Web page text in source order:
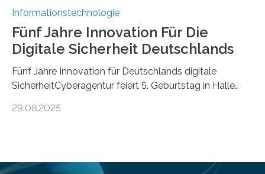
Informationstechnologie
Fünf Jahre Innovation Für Die
Digitale Sicherheit Deutschlands
Fünf Jahre Innovation für Deutschlands digitale
SicherheitCyberagentur feiert 5. Geburtstag in Halle
ErfolgeDie Agentur für Innovation in der
Forschungsarbeit, politischen Grußworten und der
29.08.2025